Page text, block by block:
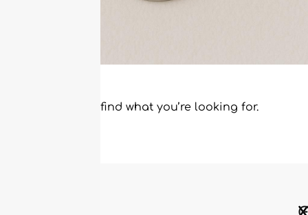
It seems we can’t find what you’re looking for.